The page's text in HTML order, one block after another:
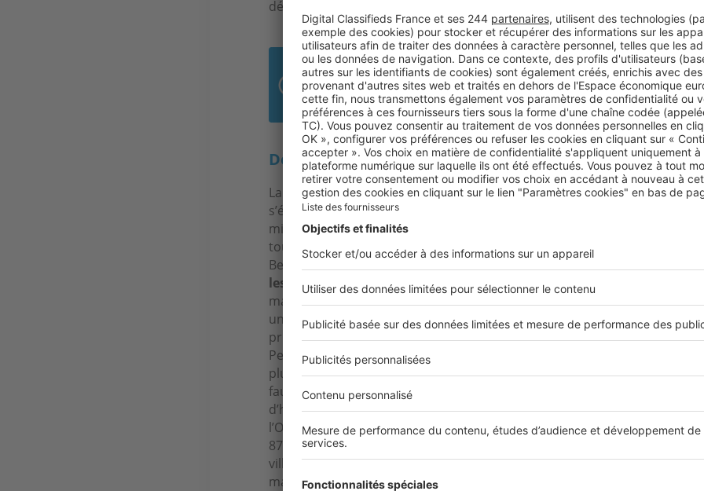
désormais à la vie en maison individuelle et rêvent d’espace.
La tension immobilière dans la métropole clermontoise
acquéreurs à s’en éloigner
Des communes agréables à 1 heure de Clermont-
La suractivité immobilière de Clermont-Ferrand incite de plus en plus
s’éloigner de la métropole pour se tourner vers des communes situées à
minutes voire 1 heure vers l’Ouest. Car c’est bel et bien toute la
touchée par le dynamisme de Clermont-Ferrand : à Chamalières, Royat,
Beaumont ou encore Ceyrat,
les prix de vente ont considérablement
les biens en vente se font plus rares.Désormais, certaines communes
mais non moins charmantes attirent les regards. Il s’agit notamment de
une jolie commune reliée par l’autoroute, qui arbore un cadre de vie
prix immobiliers, elle est imbattable avec 762 €/m², sans compter ses 82
Petite ville médiévale, Herment offre les Monts Dore en toile de fond, et
plusieurs monuments et édifices de caractère qui rendent son
faut y prévoir 1 794 €/m², la commune profitant de l’attrait touristique
d’hiver et de thermalisme situées non loin. Bourg-Lastic se situe sur les
l’Ouest du Puy-de-Dôme. Assez rurale et calme, ses prix immobiliers
873 €/m² et elle abrite 90 % de maisons. Enfin, on peut relever
village niché à 872 mètres d’altitude, dans un cadre verdoyant. On y
maisons et ses prix se hissent à 1 796 €/m².